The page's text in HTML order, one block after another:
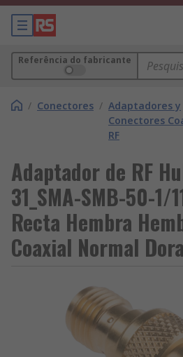
Referência do fabricante
/ Conectores / Adaptadores y
Conectores
RF
Adaptador de RF
31_SMA-SMB-50-1/
Recta Hembra
Coaxial Normal